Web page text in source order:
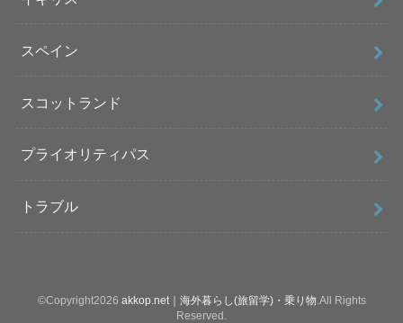
スペイン
スコットランド
プライオリティパス
トラブル
©Copyright2026 akkop.net｜海外暮らし(旅留学)・乗り物 .All Rights
Reserved.